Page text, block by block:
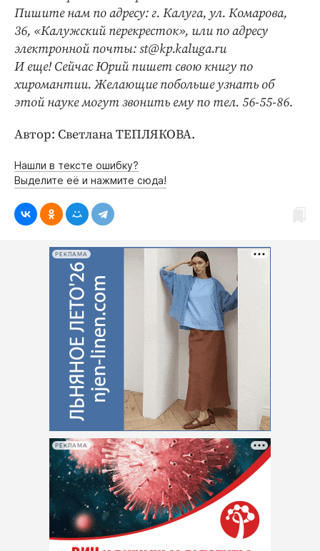
Пишите нам по адресу: г. Калуга, ул. Комарова,
36, «Калужский перекресток», или по адресу
электронной почты: st@kp.kaluga.ru
И еще! Сейчас Юрий пишет свою книгу по
хиромантии. Желающие побольше узнать об
этой науке могут звонить ему по тел. 56-55-86.
Автор: Светлана ТЕПЛЯКОВА.
Нашли в тексте ошибку?
Выделите её и нажмите сюда!
РЕКЛАМА
РЕКЛАМА